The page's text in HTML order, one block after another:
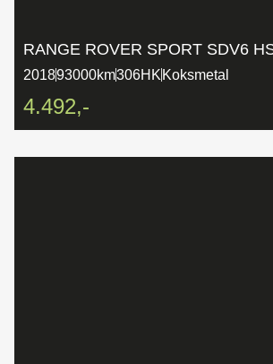
RANGE ROVER SPORT SDV6
201893000km306HK Koksmetal
4.492,-